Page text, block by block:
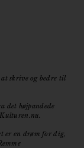
skrive og bedre til
det højpandede
er en drøm for dig,